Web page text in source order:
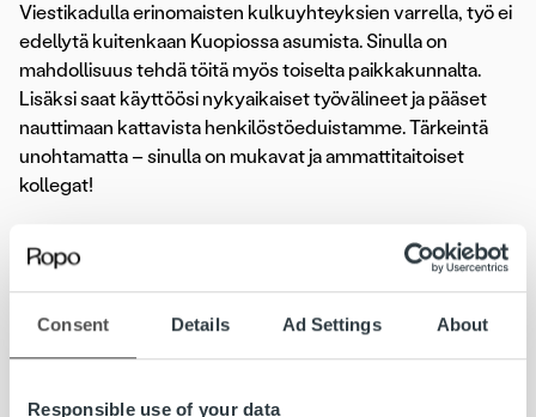
Consent Details Ad Settings About
Responsible use of your data
Viestikadulla erinomaisten kulkuyhteyksien varrella, työ ei
edellytä kuitenkaan Kuopiossa asumista. Sinulla on
mahdollisuus tehdä töitä myös toiselta paikkakunnalta.
Lisäksi saat käyttöösi nykyaikaiset työvälineet ja pääset
nauttimaan kattavista henkilöstöeduistamme. Tärkeintä
unohtamatta – sinulla on mukavat ja ammattitaitoiset
kollegat!
Lisätietoja tehtävästä voi kysellä puhelimitse arkisin klo.